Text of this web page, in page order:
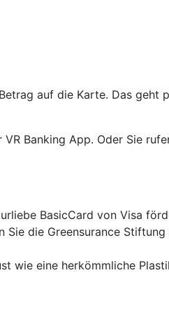
auf die Karte. Das geht
Banking App. Oder Sie
BasicCard von Visa
Sie die Greensurance
wie eine herkömmliche